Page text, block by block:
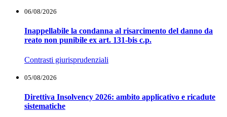
06/08/2026
Inappellabile la condanna al risarcimento del danno da
reato non punibile ex art. 131-bis c.p.
Contrasti giurisprudenziali
05/08/2026
Direttiva Insolvency 2026: ambito applicativo e ricadute
sistematiche